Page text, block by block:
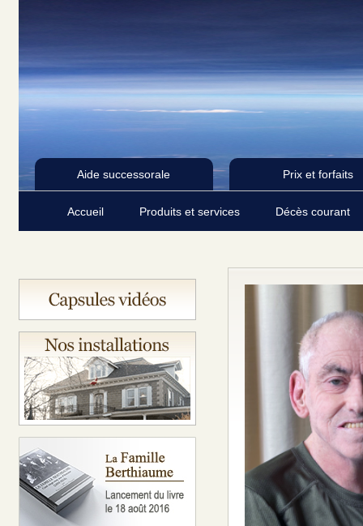
Aide successorale Prix et forfaits
Accueil Produits et services Décès courant